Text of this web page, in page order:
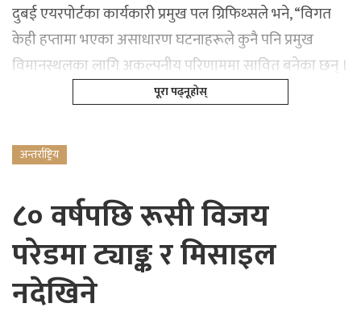
दुबई एयरपोर्टका कार्यकारी प्रमुख पल ग्रिफिथ्सले भने, “विगत
केही हप्तामा भएका असाधारण घटनाहरूले कुनै पनि प्रमुख
विमानस्थलका लागि अकल्पनीय परिणाममा सावित बनेका छन् ।
पूरा पढ्नूहोस्
अन्तर्राष्ट्रिय
८० वर्षपछि रूसी विजय
परेडमा ट्याङ्क र मिसाइल
नदेखिने